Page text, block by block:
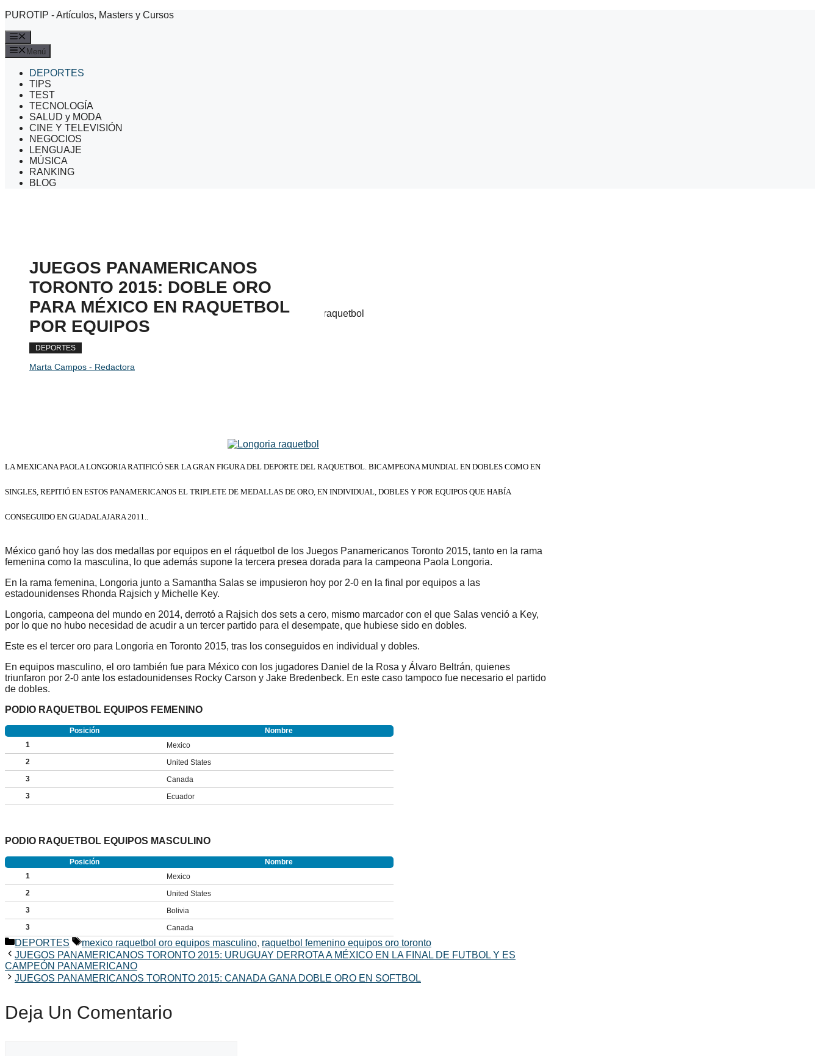
Saltar
contenido
PUROTIP - Artículos, Masters y Cursos
Menú
DEPORTES
TIPS
TEST
TECNOLOGÍA
SALUD y MODA
CINE Y TELEVISIÓN
NEGOCIOS
LENGUAJE
MÚSICA
RANKING
BLOG
JUEGOS PANAMERICANOS
TORONTO 2015: DOBLE ORO
PARA MÉXICO EN RAQUETBOL
POR EQUIPOS
DEPORTES
Marta Campos - Redactora
LA MEXICANA PAOLA LONGORIA RATIFICÓ SER LA GRAN FIGURA DEL DEPORTE DEL RAQUETBOL. BICAMPEONA MUNDIAL EN DOBLES COMO EN
SINGLES, REPITIÓ EN ESTOS PANAMERICANOS EL TRIPLETE DE MEDALLAS DE ORO, EN INDIVIDUAL, DOBLES Y POR EQUIPOS QUE HABÍA
CONSEGUIDO EN GUADALAJARA 2011..
México ganó hoy las dos medallas por equipos en el ráquetbol de los Juegos Panamericanos Toronto 2015, tanto en la rama
femenina como la masculina, lo que además supone la tercera presea dorada para la campeona Paola Longoria.
En la rama femenina, Longoria junto a Samantha Salas se impusieron hoy por 2-0 en la final por equipos a las
estadounidenses Rhonda Rajsich y Michelle Key.
Longoria, campeona del mundo en 2014, derrotó a Rajsich dos sets a cero, mismo marcador con el que Salas venció a Key,
por lo que no hubo necesidad de acudir a un tercer partido para el desempate, que hubiese sido en dobles.
Este es el tercer oro para Longoria en Toronto 2015, tras los conseguidos en individual y dobles.
En equipos masculino, el oro también fue para México con los jugadores Daniel de la Rosa y Álvaro Beltrán, quienes
triunfaron por 2-0 ante los estadounidenses Rocky Carson y Jake Bredenbeck. En este caso tampoco fue necesario el partido
de dobles.
PODIO RAQUETBOL EQUIPOS FEMENINO
Posición
Nombre
1
Mexico
2
United States
3
Canada
3
Ecuador
PODIO RAQUETBOL EQUIPOS MASCULINO
Posición
Nombre
1
Mexico
2
United States
3
Bolivia
3
Canada
Categorías
DEPORTES Etiquetas
mexico raquetbol oro equipos masculino, raquetbol femenino equipos oro toronto
JUEGOS PANAMERICANOS TORONTO 2015: URUGUAY DERROTA A MÉXICO EN LA FINAL DE FUTBOL Y ES
CAMPEÓN PANAMERICANO
JUEGOS PANAMERICANOS TORONTO 2015: CANADA GANA DOBLE ORO EN SOFTBOL
Deja Un Comentario